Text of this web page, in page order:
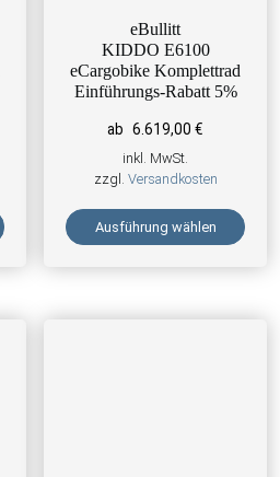
eBullitt
KIDDO E6100
eCargobike Komplettrad
Einführungs-Rabatt 5%
ab 6.619,00€
inkl. MwSt.
zzgl. Versandkosten
Ausführung wählen